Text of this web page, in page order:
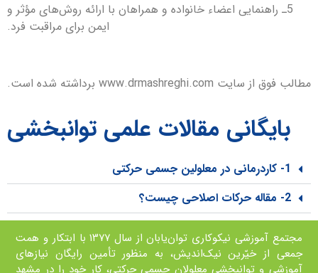
5ـ راهنمایی اعضاء خانواده و همراهان با ارائه روش‌های مؤثر و
ایمن برای مراقبت فرد.
مطالب فوق از سایت www.drmashreghi.com برداشته شده است.
بایگانی مقالات علمی توانبخشی
1- کاردرمانی در معلولین جسمی حرکتی
2- مقاله حرکات اصلاحی چیست؟
مجتمع آموزشی نیکوکاری توان‌یابان از سال ۱۳۷۷ با ابتکار و همت
جمعی از خيّرين نیک‌اندیش، به منظور تأمین رايگان نیازهای
آموزشی و توانبخشی معلولان جسمی حرکتی، کار خود را در مشهد